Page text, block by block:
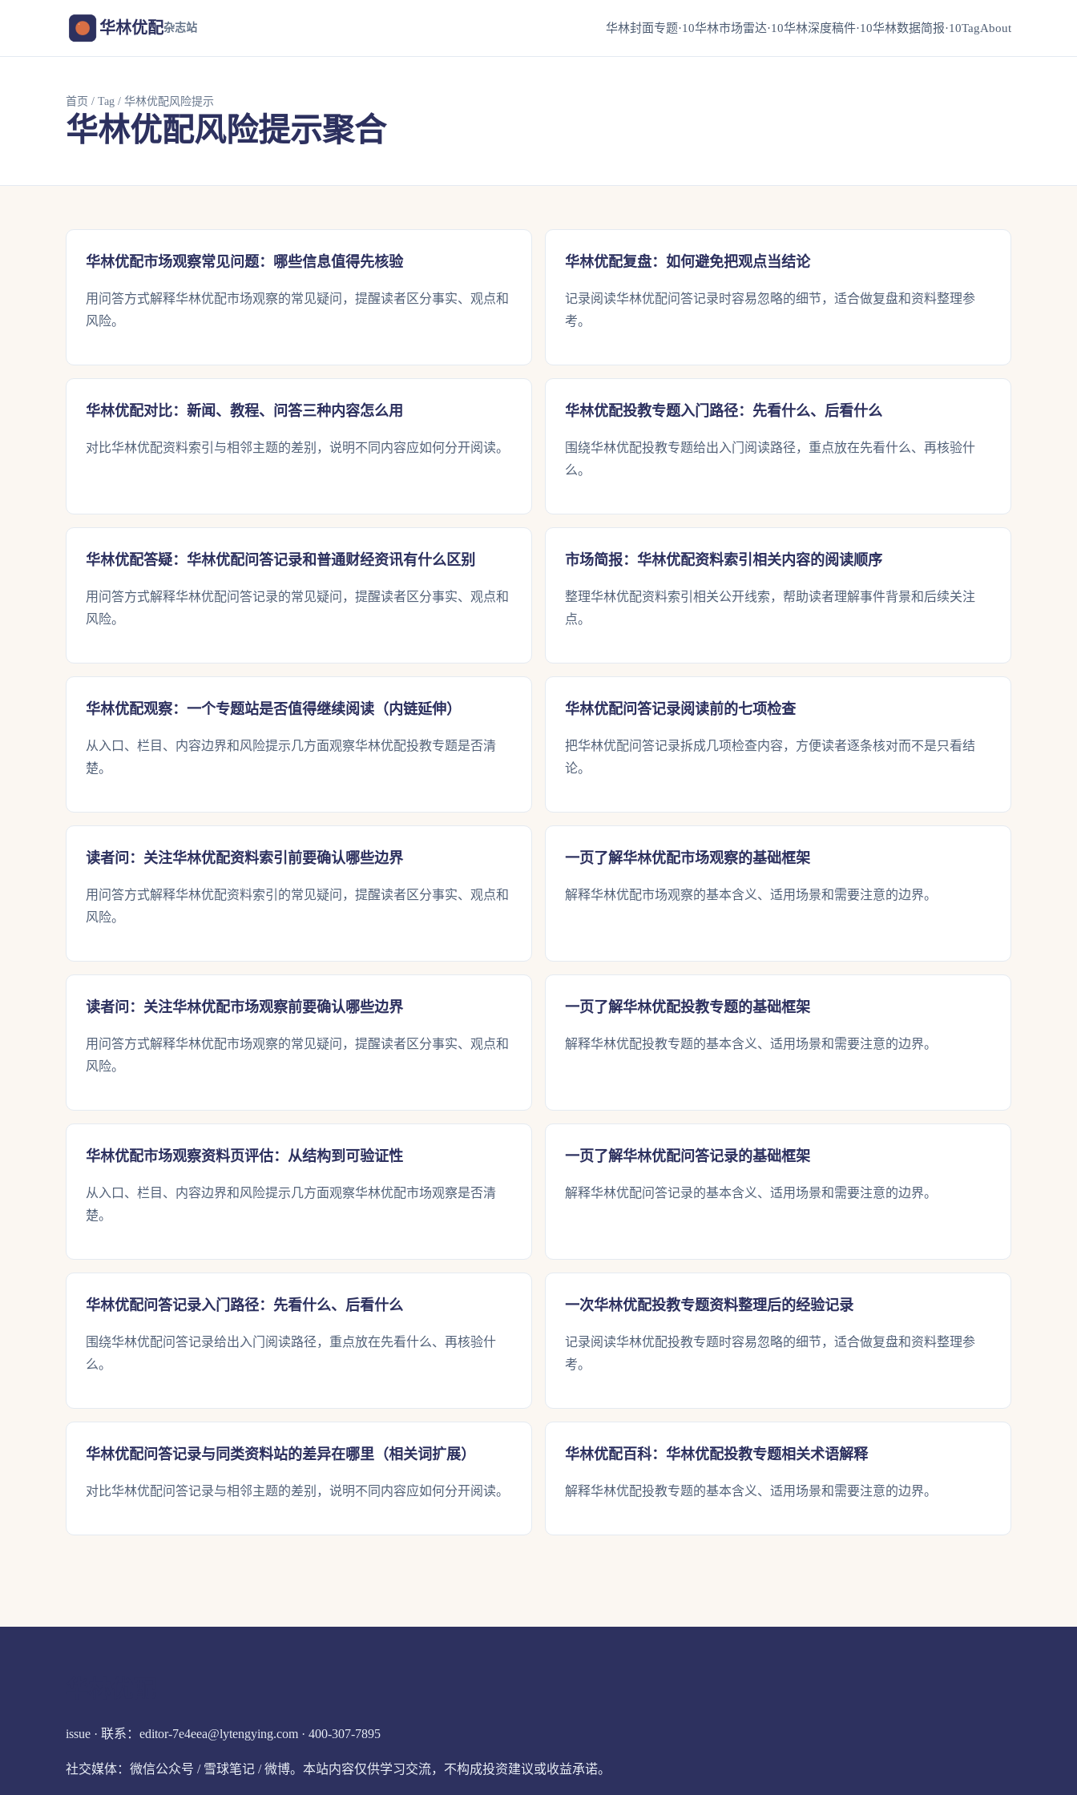
华林优配杂志站 华林封面专题·10华林市场雷达·10华林深度稿件·10华林数据简报·10TagAbout
首页 / Tag / 华林优配风险提示
华林优配风险提示聚合
华林优配市场观察常见问题：哪些信息值得先核验
用问答方式解释华林优配市场观察的常见疑问，提醒读者区分事实、观点和
风险。
华林优配复盘：如何避免把观点当结论
记录阅读华林优配问答记录时容易忽略的细节，适合做复盘和资料整理参
考。
华林优配对比：新闻、教程、问答三种内容怎么用
对比华林优配资料索引与相邻主题的差别，说明不同内容应如何分开阅读。
华林优配投教专题入门路径：先看什么、后看什么
围绕华林优配投教专题给出入门阅读路径，重点放在先看什么、再核验什
么。
华林优配答疑：华林优配问答记录和普通财经资讯有什么区别
用问答方式解释华林优配问答记录的常见疑问，提醒读者区分事实、观点和
风险。
市场简报：华林优配资料索引相关内容的阅读顺序
整理华林优配资料索引相关公开线索，帮助读者理解事件背景和后续关注
点。
华林优配观察：一个专题站是否值得继续阅读（内链延伸）
从入口、栏目、内容边界和风险提示几方面观察华林优配投教专题是否清
楚。
华林优配问答记录阅读前的七项检查
把华林优配问答记录拆成几项检查内容，方便读者逐条核对而不是只看结
论。
读者问：关注华林优配资料索引前要确认哪些边界
用问答方式解释华林优配资料索引的常见疑问，提醒读者区分事实、观点和
风险。
一页了解华林优配市场观察的基础框架
解释华林优配市场观察的基本含义、适用场景和需要注意的边界。
读者问：关注华林优配市场观察前要确认哪些边界
用问答方式解释华林优配市场观察的常见疑问，提醒读者区分事实、观点和
风险。
一页了解华林优配投教专题的基础框架
解释华林优配投教专题的基本含义、适用场景和需要注意的边界。
华林优配市场观察资料页评估：从结构到可验证性
从入口、栏目、内容边界和风险提示几方面观察华林优配市场观察是否清
楚。
一页了解华林优配问答记录的基础框架
解释华林优配问答记录的基本含义、适用场景和需要注意的边界。
华林优配问答记录入门路径：先看什么、后看什么
围绕华林优配问答记录给出入门阅读路径，重点放在先看什么、再核验什
么。
一次华林优配投教专题资料整理后的经验记录
记录阅读华林优配投教专题时容易忽略的细节，适合做复盘和资料整理参
考。
华林优配问答记录与同类资料站的差异在哪里（相关词扩展）
对比华林优配问答记录与相邻主题的差别，说明不同内容应如何分开阅读。
华林优配百科：华林优配投教专题相关术语解释
解释华林优配投教专题的基本含义、适用场景和需要注意的边界。
issue · 联系：editor-7e4eea@lytengying.com · 400-307-7895
社交媒体：微信公众号 / 雪球笔记 / 微博。本站内容仅供学习交流，不构成投资建议或收益承诺。